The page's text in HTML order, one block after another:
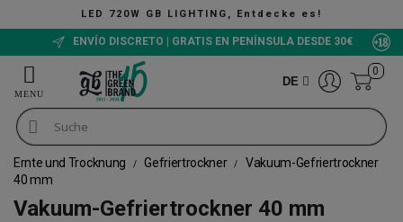
LED 720W GB LIGHTING, Entdecke es!
ENVÍO DISCRETO | GRATIS EN PENÍNSULA DESDE 30€
DE
0
Ernte und Trocknung Gefriertrockner
Vakuum-Gefriertrockner
40 mm
Vakuum-Gefriertrockner 40 mm